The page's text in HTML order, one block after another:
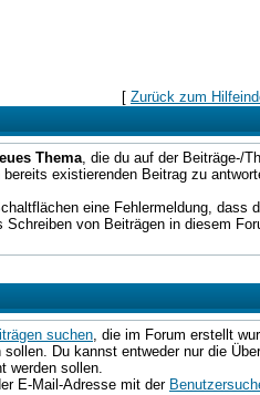
[ Zurück zum
Thema, die du auf der Beiträge-/
existierenden Beitrag zu
eine Fehlermeldung,
von Beiträgen in diesem
suchen, die im Forum erstellt
Du kannst entweder nur die
werden sollen.
E-Mail-Adresse mit der